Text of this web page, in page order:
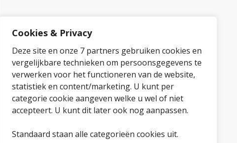
Cookies & Privacy
Deze site en onze 7 partners gebruiken cookies en
vergelijkbare technieken om persoonsgegevens te
verwerken voor het functioneren van de website,
statistiek en content/marketing. U kunt per
categorie cookie aangeven welke u wel of niet
accepteert. U kunt dit later ook nog aanpassen.
Standaard staan alle categorieën cookies uit.